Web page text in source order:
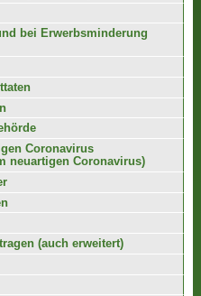
bei Erwerbsminderung
Coronavirus
neuartigen Coronavirus)
(auch erweitert)